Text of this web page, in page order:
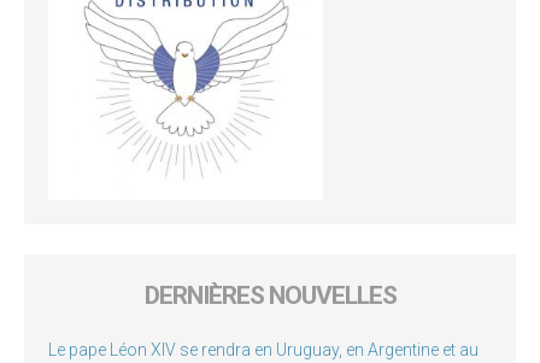
DERNIÈRES NOUVELLES
Le pape Léon XIV se rendra en Uruguay, en Argentine et au